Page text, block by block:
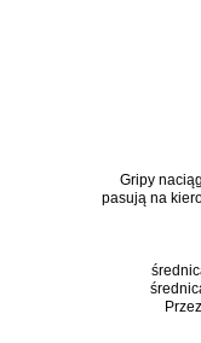
Gripy
pasują na